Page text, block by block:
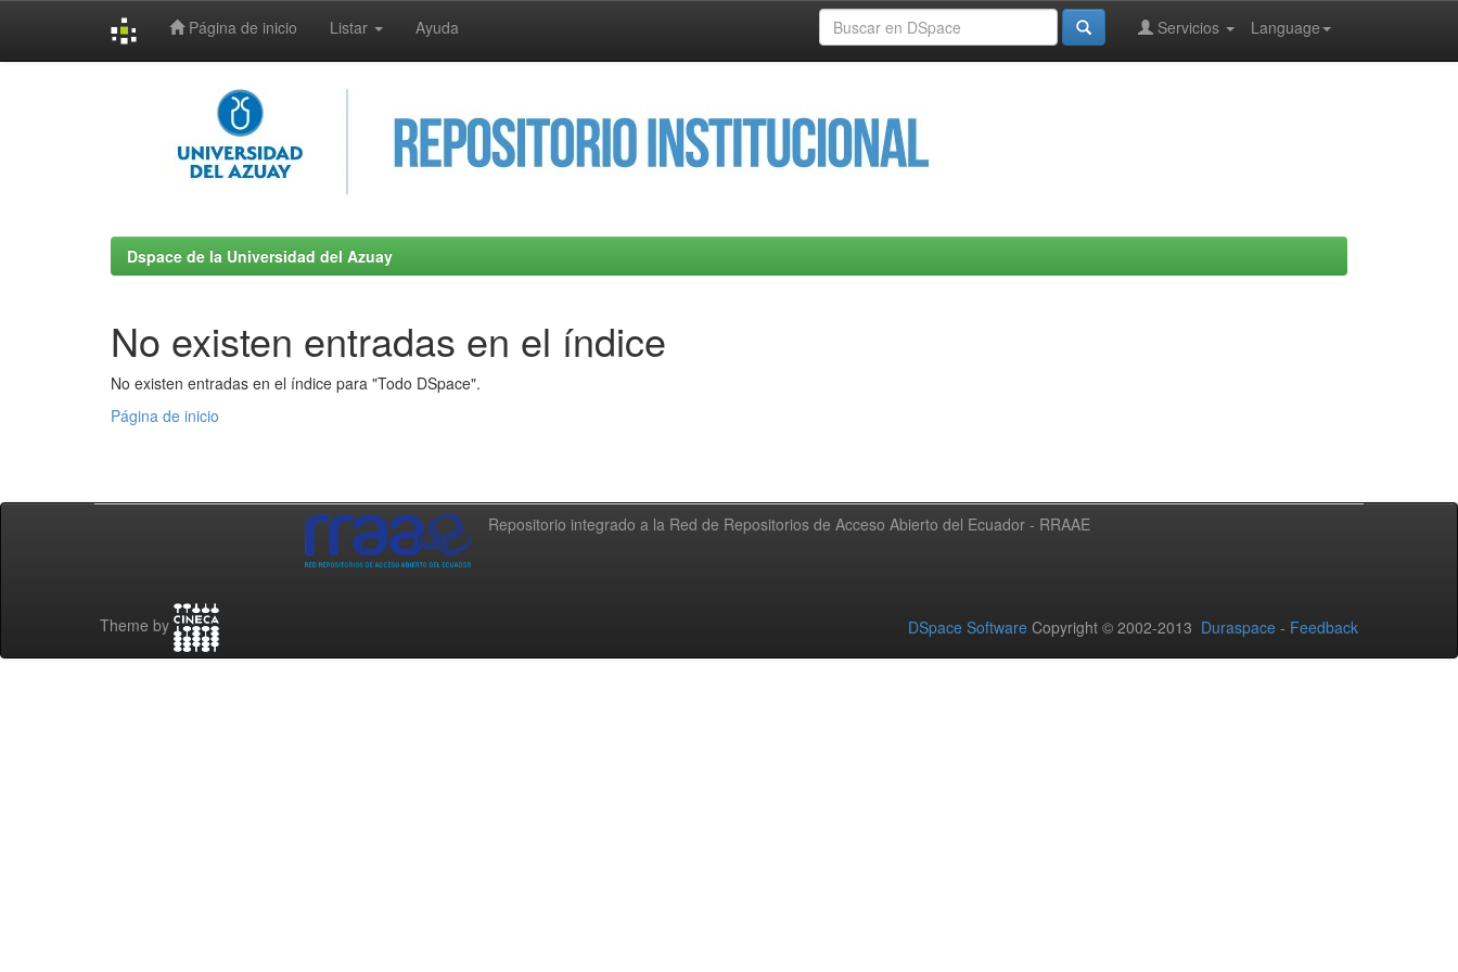
Página de inicio Listar Ayuda Language
Servicios
Dspace de la Universidad del Azuay
No existen entradas en el índice
No existen entradas en el índice para "Todo DSpace".
Página de inicio
Repositorio integrado a la Red de Repositorios de Acceso Abierto del Ecuador - RRAAE
Theme by DSpace Software Copyright © 2002-2013 Duraspace - Feedback